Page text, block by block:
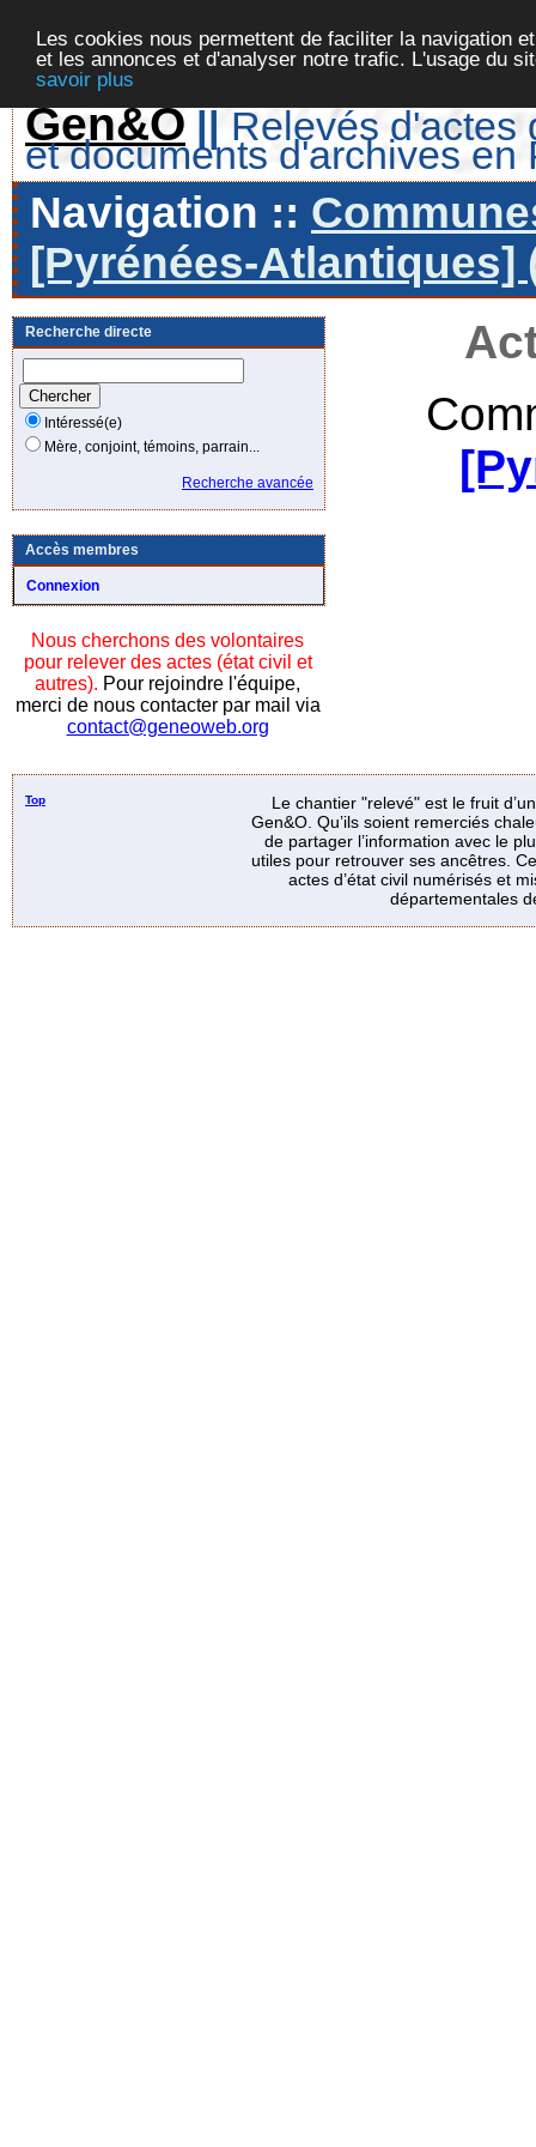
Les cookies nous permettent de faciliter la navigation
et les annonces et d'analyser notre trafic. L'usage du
savoir plus
Gen&O || Relevés d'actes
et documents d'archives en
Navigation ::
[Pyrénées-Atlantiques]
Recherche directe
Intéressé(e)
Mère, conjoint, témoins, parrain...
Recherche avancée
Accès membres
Connexion
Nous cherchons des volontaires
pour relever des actes (état civil et
autres). Pour rejoindre l'équipe,
merci de nous contacter par mail via
contact@geneoweb.org
Top
Le chantier "relevé" est le fruit
Gen&O. Qu’ils soient remerciés
de partager l’information avec le
utiles pour retrouver ses ancêtres.
actes d’état civil numérisés et
départementales